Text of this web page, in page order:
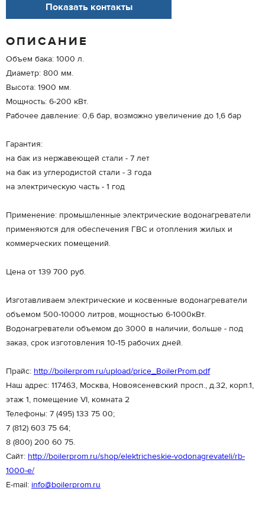
Показать контакты
ОПИСАНИЕ
Объем бака: 1000 л.
Диаметр: 800 мм.
Высота: 1900 мм.
Мощность: 6-200 кВт.
Рабочее давление: 0,6 бар, возможно увеличение до 1,6 бар
Гарантия:
на бак из нержавеющей стали - 7 лет
на бак из углеродистой стали - 3 года
на электрическую часть - 1 год
Применение: промышленные электрические водонагреватели
применяются для обеспечения ГВС и отопления жилых и
коммерческих помещений.
Цена от 139 700 руб.
Изготавливаем электрические и косвенные водонагреватели
объемом 500-10000 литров, мощностью 6-1000кВт.
Водонагреватели объемом до 3000 в наличии, больше - под
заказ, срок изготовления 10-15 рабочих дней.
Прайс: http://boilerprom.ru/upload/price_BoilerProm.pdf
Наш адрес: 117463, Москва, Новоясеневский просп., д.32, корп.1,
этаж 1, помещение VI, комната 2
Телефоны: 7 (495) 133 75 00;
7 (812) 603 75 64;
8 (800) 200 60 75.
Сайт: http://boilerprom.ru/shop/elektricheskie-vodonagrevateli/rb-
1000-e/
E-mail: info@boilerprom.ru